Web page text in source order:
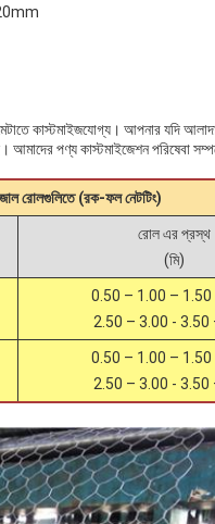
মেটাতে কাস্টমাইজযোগ্য। আপনার যদি
পণ্য কাস্টমাইজেশন পরিষেবা
রোলগুলিতে (রক-ফল নেটটিং)
রোল এর প্রস্থ
(মি)
0.50 – 1.00 – 1.50
2.50 – 3.00 - 3.50
0.50 – 1.00 – 1.50
2.50 – 3.00 - 3.50